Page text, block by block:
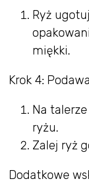
Ryż
miękki.
Krok 4:
Na
ryżu.
Zalej ryż
Dodatkowe